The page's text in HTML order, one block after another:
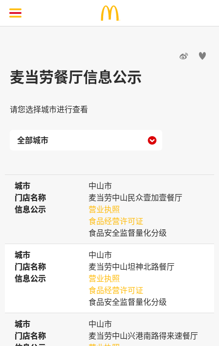
 
麦当劳餐厅信息公示
请您选择城市进行查看

城市
城市
中山市
门店名称
门店名称
麦当劳中山民众壹加壹餐厅
信息公示
信息公示
营业执照
食品经营许可证
食品安全监督量化分级
城市
城市
中山市
门店名称
门店名称
麦当劳中山坦神北路餐厅
信息公示
信息公示
营业执照
食品经营许可证
食品安全监督量化分级
城市
城市
中山市
门店名称
门店名称
麦当劳中山兴港南路得来速餐厅